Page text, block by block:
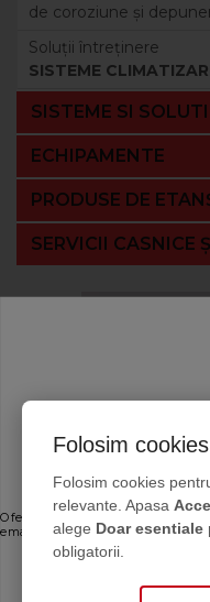
de coroziune şi
Soluţii întreţinere
SISTEME
SISTEME SI
ECHIPAMENTE
PRODUSE DE
SERVICII CASNICE
Folosim cookies
Folosim cookies
relevante. Apasa
alege Doar esentiale
obligatorii.
Chemstal
Oferte personalizate și sfaturi de
emailuri pe lună — fără spam.